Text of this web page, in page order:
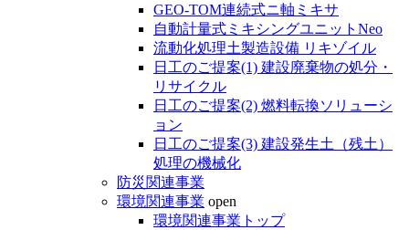
GEO-TOM連続式ニ軸ミキサ
自動計量式ミキシングユニットNeo
流動化処理土製造設備 リキゾイル
日工のご提案(1) 建設廃棄物の処分・
リサイクル
日工のご提案(2) 燃料転換ソリューシ
ョン
日工のご提案(3) 建設発生土（残土）
処理の機械化
防災関連事業
環境関連事業 open
環境関連事業トップ